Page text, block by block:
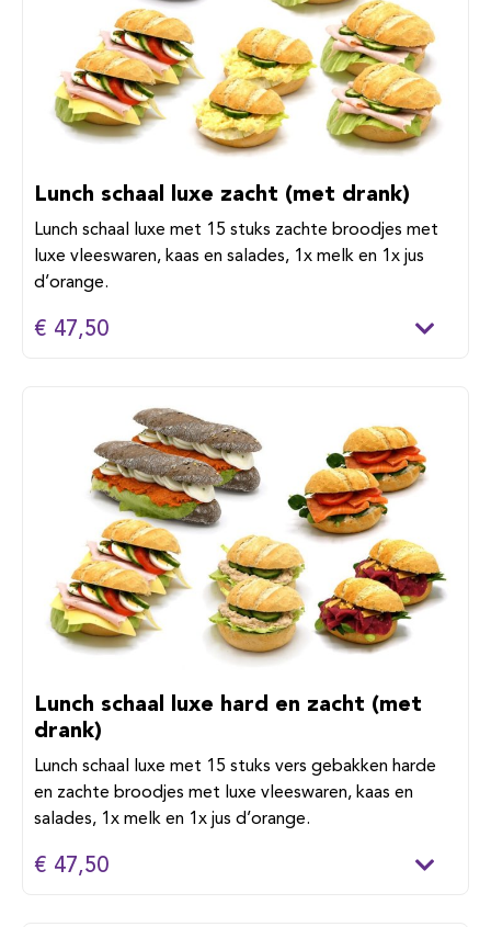
Lunch schaal luxe zacht (met drank)
Lunch schaal luxe met 15 stuks zachte broodjes met
luxe vleeswaren, kaas en salades, 1x melk en 1x jus
d’orange.
€ 47,50
Lunch schaal luxe hard en zacht (met
drank)
Lunch schaal luxe met 15 stuks vers gebakken harde
en zachte broodjes met luxe vleeswaren, kaas en
salades, 1x melk en 1x jus d’orange.
€ 47,50